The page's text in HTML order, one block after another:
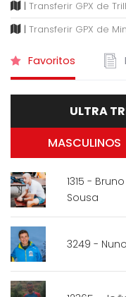
| Transferir GPX de
| Transferir GPX de
Favoritos
ULTRA
MASCULINOS
1315 - Bruno
Sousa
3249 -